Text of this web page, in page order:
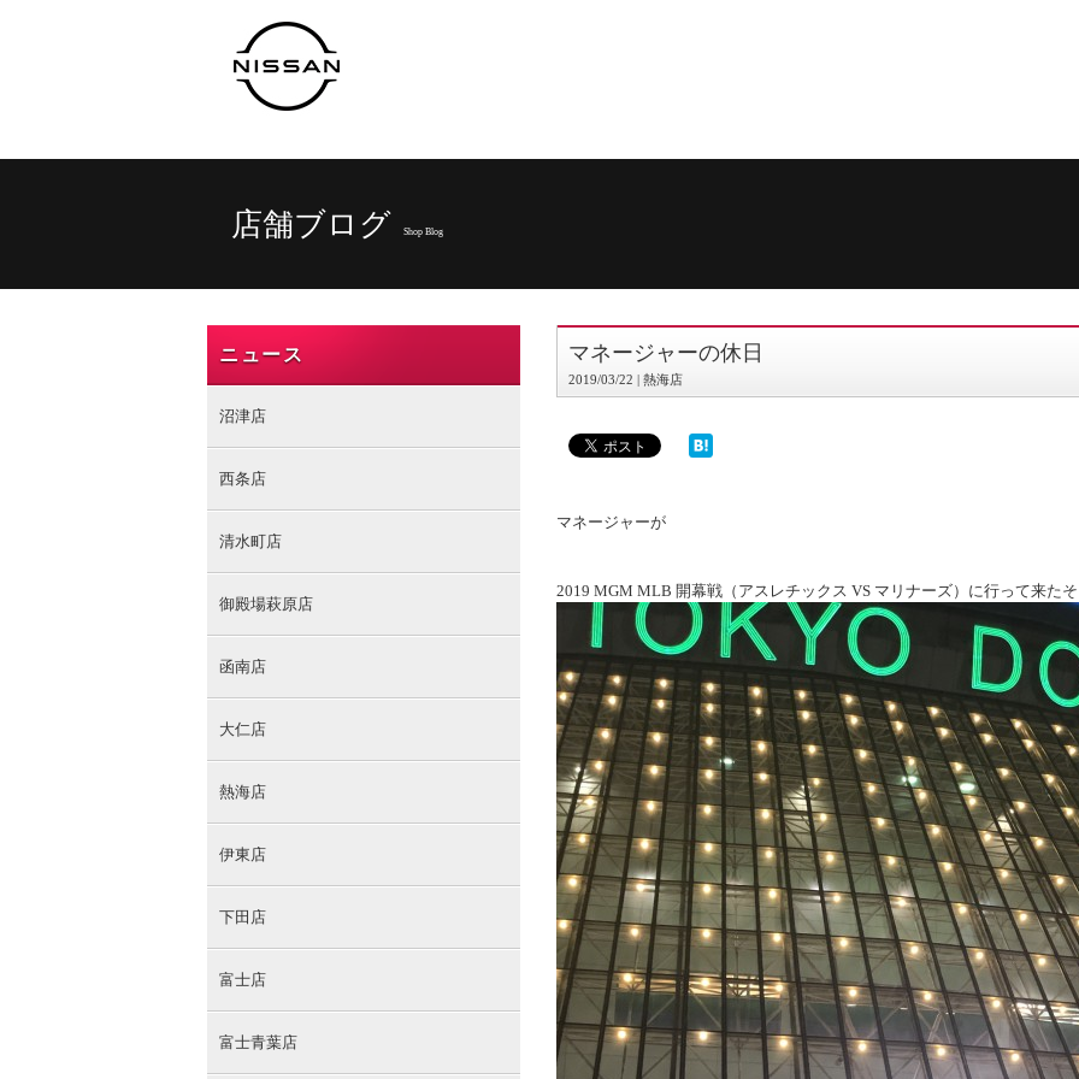
店舗ブログ Shop Blog
マネージャーの休日
2019/03/22 | 熱海店
マネージャーが
2019 MGM MLB 開幕戦（アスレチックス VS マリナーズ）に行って来た
ニュース
沼津店
西条店
清水町店
御殿場萩原店
函南店
大仁店
熱海店
伊東店
下田店
富士店
富士青葉店